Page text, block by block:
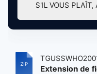
S'IL VOUS PLAÎT,
at...
Extension de